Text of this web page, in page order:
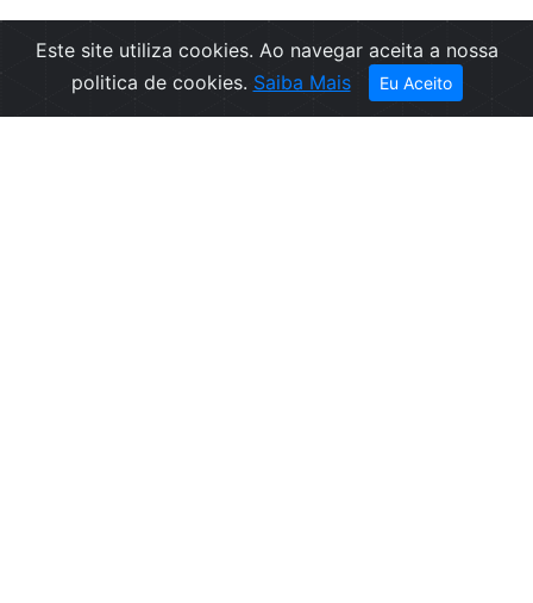
Filtros
Este site utiliza cookies. Ao navegar aceita a nossa
politica de cookies. Saiba Mais Eu Aceito